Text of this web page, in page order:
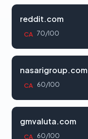
reddit.com
CA 70/100
nasarigroup.com
CA 60/100
gmvaluta.com
CA 60/100